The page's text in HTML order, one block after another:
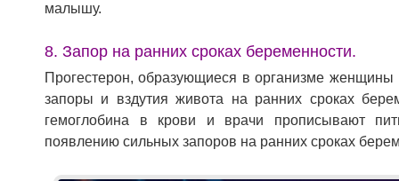
малышу.
8. Запор на ранних сроках беременности.
Прогестерон, образующиеся в организме
запоры и вздутия живота на ранних сроках
гемоглобина в крови и врачи прописывают
появлению сильных запоров на ранних сроках